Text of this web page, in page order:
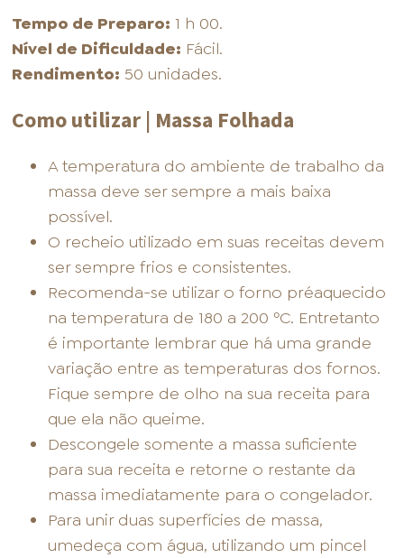
Tempo de Preparo: 1 h 00.
Nível de Dificuldade: Fácil.
Rendimento: 50 unidades.
Como utilizar | Massa Folhada
A temperatura do ambiente de trabalho da
massa deve ser sempre a mais baixa
possível.
O recheio utilizado em suas receitas devem
ser sempre frios e consistentes.
Recomenda-se utilizar o forno préaquecido
na temperatura de 180 a 200 ºC. Entretanto
é importante lembrar que há uma grande
variação entre as temperaturas dos fornos.
Fique sempre de olho na sua receita para
que ela não queime.
Descongele somente a massa suficiente
para sua receita e retorne o restante da
massa imediatamente para o congelador.
Para unir duas superfícies de massa,
umedeça com água, utilizando um pincel